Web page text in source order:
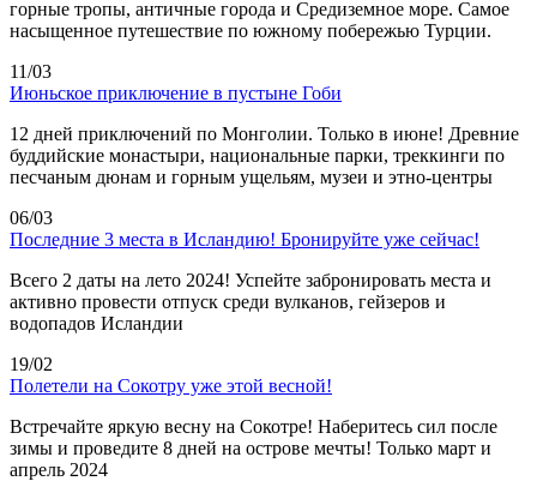
горные тропы, античные города и Средиземное море. Самое
насыщенное путешествие по южному побережью Турции.
11/03
Июньское приключение в пустыне Гоби
12 дней приключений по Монголии. Только в июне! Древние
буддийские монастыри, национальные парки, треккинги по
песчаным дюнам и горным ущельям, музеи и этно-центры
06/03
Последние 3 места в Исландию! Бронируйте уже сейчас!
Всего 2 даты на лето 2024! Успейте забронировать места и
активно провести отпуск среди вулканов, гейзеров и
водопадов Исландии
19/02
Полетели на Сокотру уже этой весной!
Встречайте яркую весну на Сокотре! Наберитесь сил после
зимы и проведите 8 дней на острове мечты! Только март и
апрель 2024